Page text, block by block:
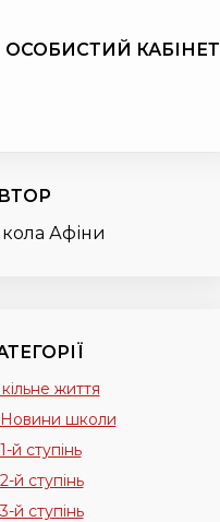
ОСОБИСТИЙ КАБІНЕТ
Афіни
життя
Новини школи
1-й ступінь
2-й ступінь
3-й ступінь